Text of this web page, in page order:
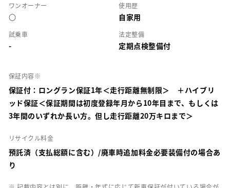
ワンオーナー
○
使用歴
自家用
試乗車
-
法定整備
定期点検整備付
保証内容※
保証付：ロングラン保証1年＜走行距離無制限＞ ＋ハイブリ
ッド保証＜保証期間は初度登録年月から10年目まで、もしくは
3年間のいずれか長い方。但し走行距離20万キロまで＞
リサイクル料金
預託済（支払総額に含む）/廃車時追加料金必要装備付の場合あ
り